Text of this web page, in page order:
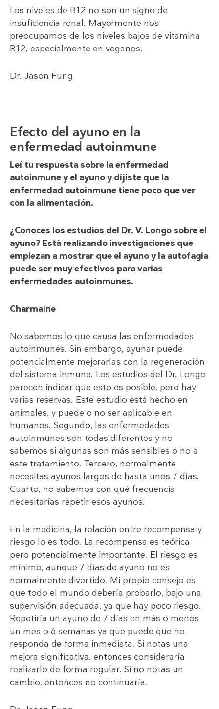
Los niveles de B12 no son un signo de
insuficiencia renal. Mayormente nos
preocupamos de los niveles bajos de vitamina
B12, especialmente en veganos.
Dr. Jason Fung
Efecto del ayuno en la
enfermedad autoinmune
Leí tu respuesta sobre la enfermedad
autoinmune y el ayuno y dijiste que la
enfermedad autoinmune tiene poco que ver
con la alimentación.
¿Conoces los estudios del Dr. V. Longo sobre el
ayuno? Está realizando investigaciones que
empiezan a mostrar que el ayuno y la autofagia
puede ser muy efectivos para varias
enfermedades autoinmunes.
Charmaine
No sabemos lo que causa las enfermedades
autoinmunes. Sin embargo, ayunar puede
potencialmente mejorarlas con la regeneración
del sistema inmune. Los estudios del Dr. Longo
parecen indicar que esto es posible, pero hay
varias reservas. Este estudio está hecho en
animales, y puede o no ser aplicable en
humanos. Segundo, las enfermedades
autoinmunes son todas diferentes y no
sabemos si algunas son más sensibles o no a
este tratamiento. Tercero, normalmente
necesitas ayunos largos de hasta unos 7 días.
Cuarto, no sabemos con qué frecuencia
necesitarías repetir esos ayunos.
En la medicina, la relación entre recompensa y
riesgo lo es todo. La recompensa es teórica
pero potencialmente importante. El riesgo es
mínimo, aunque 7 días de ayuno no es
normalmente divertido. Mi propio consejo es
que todo el mundo debería probarlo, bajo una
supervisión adecuada, ya que hay poco riesgo.
Repetiría un ayuno de 7 días en más o menos
un mes o 6 semanas ya que puede que no
responda de forma inmediata. Si notas una
mejora significativa, entonces consideraría
realizarlo de forma regular. Si no notas un
cambio, entonces no continuaría.